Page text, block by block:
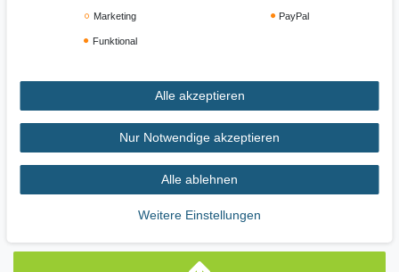
Impressum Daten­schutz­erklärung AGB
Widerrufs­recht Vertrag widerrufen
Marketing PayPal
Funktional
Alle akzeptieren
Nur Notwendige akzeptieren
Alle ablehnen
Weitere Einstellungen